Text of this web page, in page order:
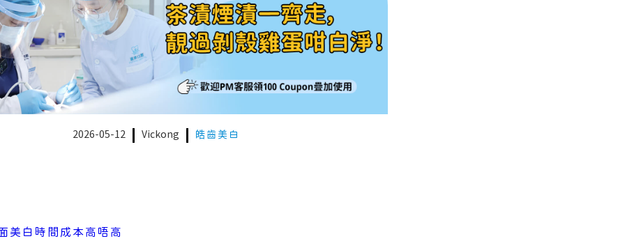
2026-05-12 Vickong 皓齒美白
美白時間成本高唔高